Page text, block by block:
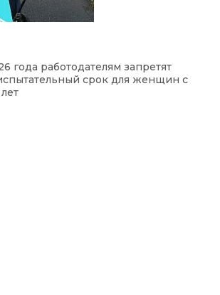
года работодателям запретят
срок для женщин с